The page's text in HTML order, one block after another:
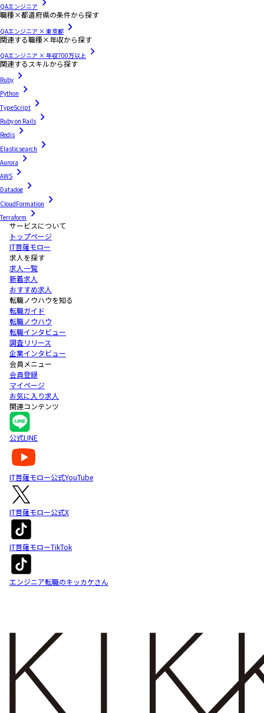
QAエンジニア
職種×都道府県の条件から探す
QAエンジニア × 東京都
関連する職種×年収から探す
QAエンジニア × 年収700万以上
関連するスキルから探す
Ruby
Python
TypeScript
Ruby on Rails
Redis
Elasticsearch
Aurora
AWS
Datadog
CloudFormation
Terraform
サービスについて
トップページ
IT菩薩モロー
求人を探す
求人一覧
新着求人
おすすめ求人
転職ノウハウを知る
転職ガイド
転職ノウハウ
転職インタビュー
調査リリース
企業インタビュー
会員メニュー
会員登録
マイページ
お気に入り求人
関連コンテンツ
公式LINE
IT菩薩モロー公式YouTube
IT菩薩モロー公式X
IT菩薩モローTikTok
エンジニア転職のキッカケさん